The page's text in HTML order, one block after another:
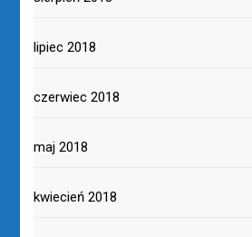
lipiec 2018
czerwiec 2018
maj 2018
kwiecień 2018